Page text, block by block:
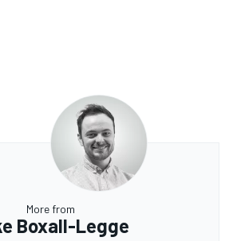
More from
Boxall-Legge